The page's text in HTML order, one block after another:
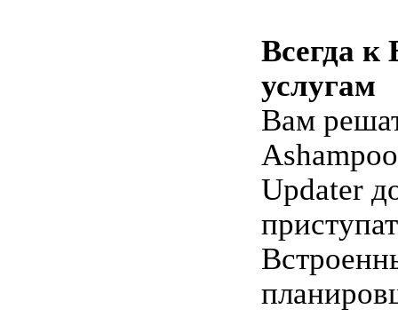
Всегда
услугам
Вам
Updater